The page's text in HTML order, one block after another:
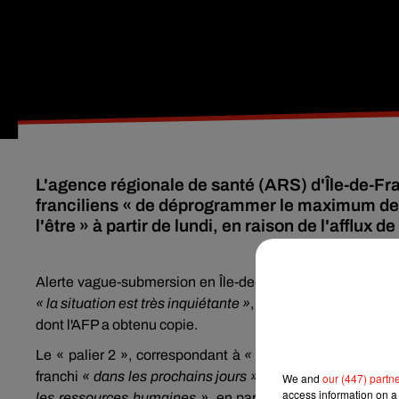
L'agence régionale de santé (ARS) d'Île-de-
franciliens « de déprogrammer le maximum
l'être » à partir de lundi, en raison de l'afflux
Alerte vague-submersion en Île-de-France : avec 4.044
« la situation est très inquiétante », souligne l'ARS dans
dont l'AFP a obtenu copie.
Le « palier 2 », correspondant à « 50% de lits de soins
franchi « dans les prochains jours » . Pour ne rien
We and our (447)
access information on